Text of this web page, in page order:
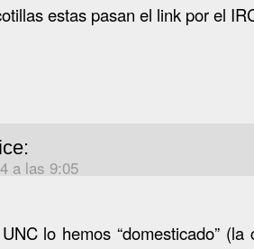
estas pasan el link por el
a las 9:05
lo hemos “domesticado”